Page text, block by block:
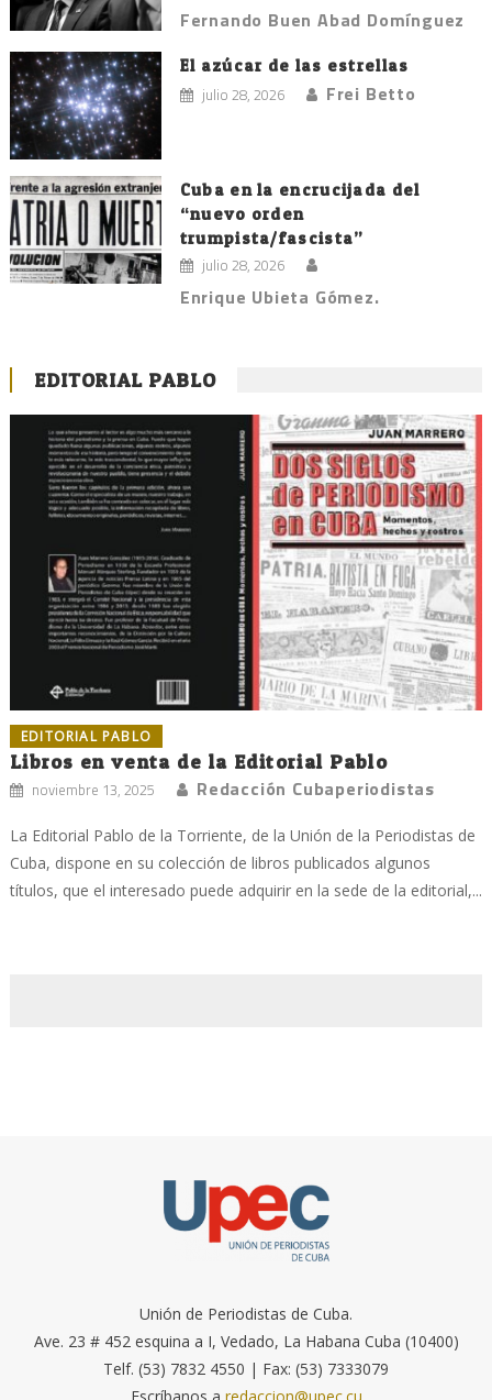
Fernando Buen Abad Domínguez
El azúcar de las estrellas
julio 28, 2026 Frei Betto
Cuba en la encrucijada del
“nuevo orden
trumpista/fascista”
julio 28, 2026
Enrique Ubieta Gómez.
EDITORIAL PABLO
EDITORIAL PABLO
Libros en venta de la Editorial Pablo
noviembre 13, 2025 Redacción Cubaperiodistas
La Editorial Pablo de la Torriente, de la Unión de la Periodistas de
Cuba, dispone en su colección de libros publicados algunos
títulos, que el interesado puede adquirir en la sede de la editorial,...
Unión de Periodistas de Cuba.
Ave. 23 # 452 esquina a I, Vedado, La Habana Cuba (10400)
Telf. (53) 7832 4550 | Fax: (53) 7333079